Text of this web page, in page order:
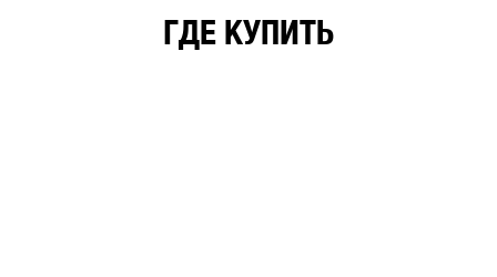
ГДЕ КУПИТЬ